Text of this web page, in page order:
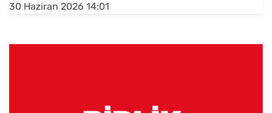
30 Haziran 2026 14:01